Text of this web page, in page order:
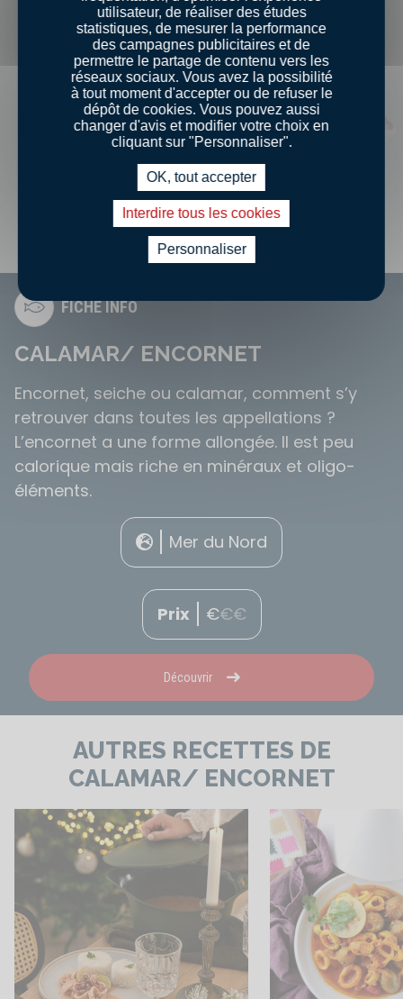
FICHE INFO
CALAMAR/ ENCORNET
Encornet, seiche ou calamar, comment s’y
retrouver dans toutes les appellations ?
L’encornet a une forme allongée. Il est peu
calorique mais riche en minéraux et oligo-
éléments.
Mer du Nord
Prix €€€
Découvrir
AUTRES RECETTES DE
CALAMAR/ ENCORNET
utilisateur, de réaliser des études
statistiques, de mesurer la performance
des campagnes publicitaires et de
permettre le partage de contenu vers les
réseaux sociaux. Vous avez la possibilité
à tout moment d'accepter ou de refuser le
dépôt de cookies. Vous pouvez aussi
changer d'avis et modifier votre choix en
cliquant sur "Personnaliser".
OK, tout accepter
Interdire tous les cookies
Personnaliser